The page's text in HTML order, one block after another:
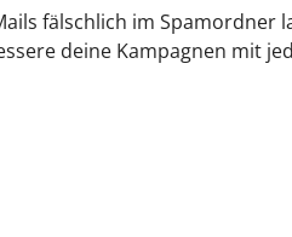
fälschlich im Spamordner
deine Kampagnen mit